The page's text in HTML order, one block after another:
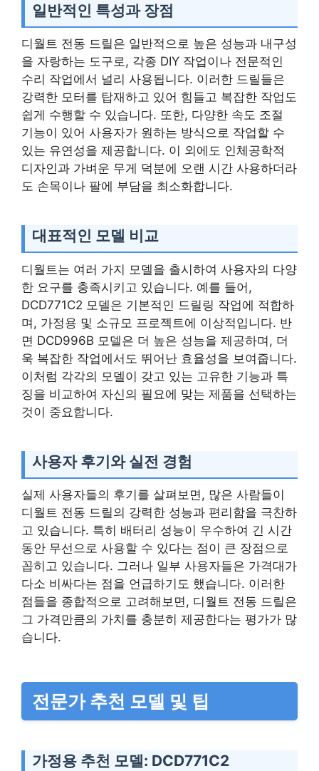
일반적인 특성과 장점
디월트 전동 드릴은 일반적으로 높은 성능과 내구성
을 자랑하는 도구로, 각종 DIY 작업이나 전문적인
수리 작업에서 널리 사용됩니다. 이러한 드릴들은
강력한 모터를 탑재하고 있어 힘들고 복잡한 작업도
쉽게 수행할 수 있습니다. 또한, 다양한 속도 조절
기능이 있어 사용자가 원하는 방식으로 작업할 수
있는 유연성을 제공합니다. 이 외에도 인체공학적
디자인과 가벼운 무게 덕분에 오랜 시간 사용하더라
도 손목이나 팔에 부담을 최소화합니다.
대표적인 모델 비교
디월트는 여러 가지 모델을 출시하여 사용자의 다양
한 요구를 충족시키고 있습니다. 예를 들어,
DCD771C2 모델은 기본적인 드릴링 작업에 적합하
며, 가정용 및 소규모 프로젝트에 이상적입니다. 반
면 DCD996B 모델은 더 높은 성능을 제공하며, 더
욱 복잡한 작업에서도 뛰어난 효율성을 보여줍니다.
이처럼 각각의 모델이 갖고 있는 고유한 기능과 특
징을 비교하여 자신의 필요에 맞는 제품을 선택하는
것이 중요합니다.
사용자 후기와 실전 경험
실제 사용자들의 후기를 살펴보면, 많은 사람들이
디월트 전동 드릴의 강력한 성능과 편리함을 극찬하
고 있습니다. 특히 배터리 성능이 우수하여 긴 시간
동안 무선으로 사용할 수 있다는 점이 큰 장점으로
꼽히고 있습니다. 그러나 일부 사용자들은 가격대가
다소 비싸다는 점을 언급하기도 했습니다. 이러한
점들을 종합적으로 고려해보면, 디월트 전동 드릴은
그 가격만큼의 가치를 충분히 제공한다는 평가가 많
습니다.
전문가 추천 모델 및 팁
가정용 추천 모델: DCD771C2